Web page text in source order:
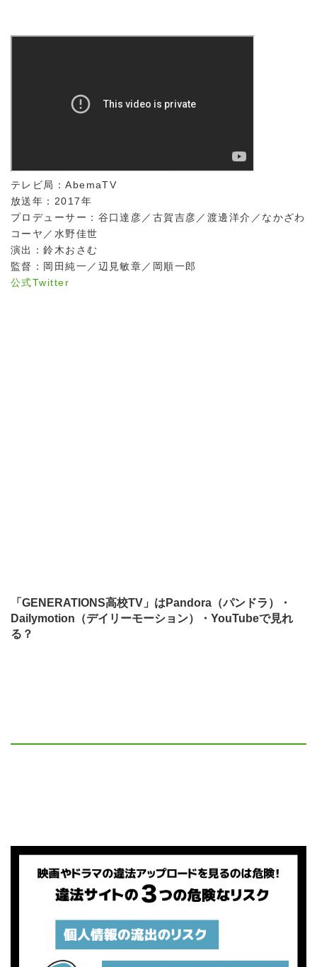
テレビ局：AbemaTV
放送年：2017年
プロデューサー：谷口達彦／古賀吉彦／渡邊洋介／なかざわ
コーヤ／水野佳世
演出：鈴木おさむ
監督：岡田純一／辺見敏章／岡順一郎
公式Twitter
「GENERATIONS高校TV」はPandora（パンドラ）・
Dailymotion（デイリーモーション）・YouTubeで見れ
る？